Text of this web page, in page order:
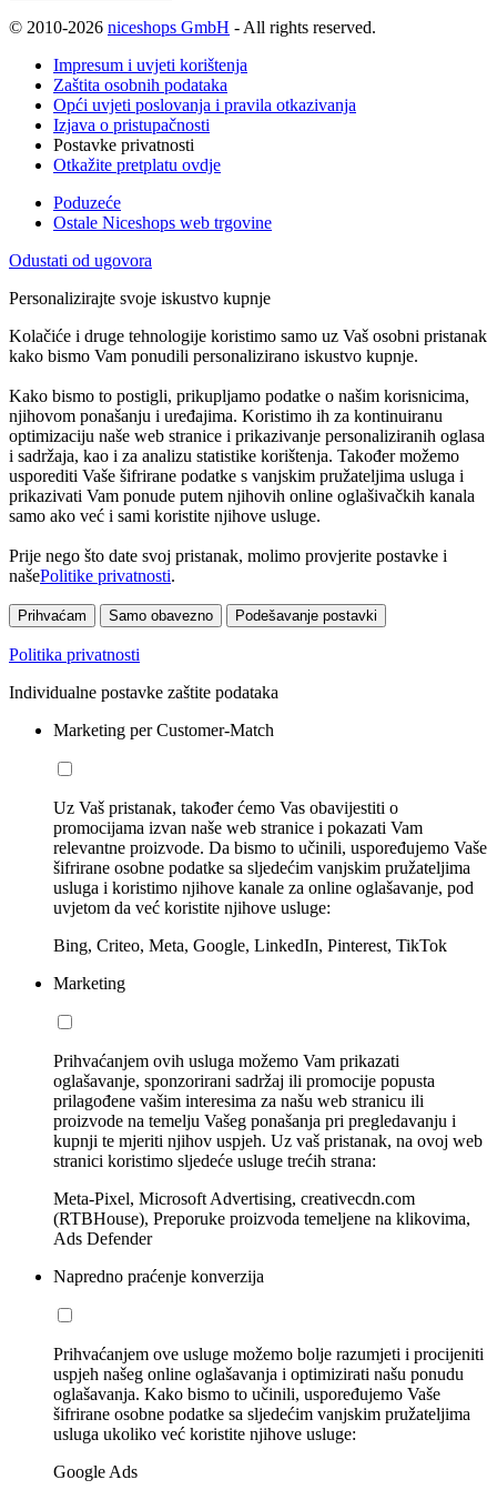
© 2010-2026 niceshops GmbH - All rights reserved.
Impresum i uvjeti korištenja
Zaštita osobnih podataka
Opći uvjeti poslovanja i pravila otkazivanja
Izjava o pristupačnosti
Postavke privatnosti
Otkažite pretplatu ovdje
Poduzeće
Ostale Niceshops web trgovine
Odustati od ugovora
Personalizirajte svoje iskustvo kupnje
Kolačiće i druge tehnologije koristimo samo uz Vaš osobni pristanak
kako bismo Vam ponudili personalizirano iskustvo kupnje.
Kako bismo to postigli, prikupljamo podatke o našim korisnicima,
njihovom ponašanju i uređajima. Koristimo ih za kontinuiranu
optimizaciju naše web stranice i prikazivanje personaliziranih oglasa
i sadržaja, kao i za analizu statistike korištenja. Također možemo
usporediti Vaše šifrirane podatke s vanjskim pružateljima usluga i
prikazivati Vam ponude putem njihovih online oglašivačkih kanala
samo ako već i sami koristite njihove usluge.
Prije nego što date svoj pristanak, molimo provjerite postavke i
našePolitike privatnosti.
Prihvaćam Samo obavezno Podešavanje postavki
Politika privatnosti
Individualne postavke zaštite podataka
Marketing per Customer-Match
Uz Vaš pristanak, također ćemo Vas obavijestiti o
promocijama izvan naše web stranice i pokazati Vam
relevantne proizvode. Da bismo to učinili, uspoređujemo Vaše
šifrirane osobne podatke sa sljedećim vanjskim pružateljima
usluga i koristimo njihove kanale za online oglašavanje, pod
uvjetom da već koristite njihove usluge:
Bing, Criteo, Meta, Google, LinkedIn, Pinterest, TikTok
Marketing
Prihvaćanjem ovih usluga možemo Vam prikazati
oglašavanje, sponzorirani sadržaj ili promocije popusta
prilagođene vašim interesima za našu web stranicu ili
proizvode na temelju Vašeg ponašanja pri pregledavanju i
kupnji te mjeriti njihov uspjeh. Uz vaš pristanak, na ovoj web
stranici koristimo sljedeće usluge trećih strana:
Meta-Pixel, Microsoft Advertising, creativecdn.com
(RTBHouse), Preporuke proizvoda temeljene na klikovima,
Ads Defender
Napredno praćenje konverzija
Prihvaćanjem ove usluge možemo bolje razumjeti i procijeniti
uspjeh našeg online oglašavanja i optimizirati našu ponudu
oglašavanja. Kako bismo to učinili, uspoređujemo Vaše
šifrirane osobne podatke sa sljedećim vanjskim pružateljima
usluga ukoliko već koristite njihove usluge:
Google Ads